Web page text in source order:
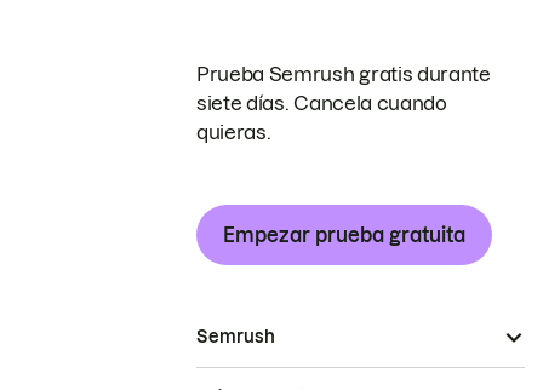
Prueba Semrush gratis durante
siete días. Cancela cuando
quieras.
Empezar prueba gratuita
Semrush